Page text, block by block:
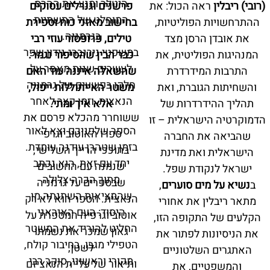
היטלר ומנע את ההרס
המוחלט של התשתיות
בגרמניה.
במשפטי נירנברג נידון שפר
לעשרים שנות מאסר על
חלקו בפשעים של גרמניה
הנאצית, וזמן קצר לאחר
ששוחרר מהכלא פרסם את
ספרו האוטוביוגרפי
בתוככי הרייך השלישי,
שנמנה עם החשובים
שבספרים על גרמניה
הנאצית. הספר הוא לא רק
אוטוביוגרפיה המספרת על
גאון שמכר את נשמתו
לשטן,
ותיאור של עליית הנאציזם
(רובי) ריבליןראה הכול: את
ההתרחשויות הפוליטיות,
את אובדן הרסן מצד
המנהיגות הפוליטית, את
התרבות המידרדרת
והשחיתות הגוברת, ואת
תהליך ההידרדרות של
הדמוקרטיה הישראלית – זו
שהביאה את החברה
הישראלית ואת מדינת
ישראל לנקודת שפל.
בנשיא על מים סוערים,
מתאר ריבלין את אחורי
הקלעים של התקופה הזו,
את הניסיונות לפתור את
האתגרים השלטוניים
והמשפטיים, את
פרשנים וגנרלים עסוקים
בחישוב מאזני כוח וספירת
טילים, פרופסור עוזי רבי
כבר הבין שהסיפור נגמר.
שהשאלה איננה עוד האם
משטר האייתוללות ייפול,
אלא איך ומתי.
הספר שלפניכם יצא לאור
בזמן שטהרן עודנה עומדת.
יחד עם זאת, הוא נכתב
מתוך הכרה צלולה
שהמציאות השתנתה מן
היסוד: העם האיראני
החליט להוריד את המשטר
הטפילי מגבו. בחיבור קולח,
מקורי וראשוני, סוקר רבי